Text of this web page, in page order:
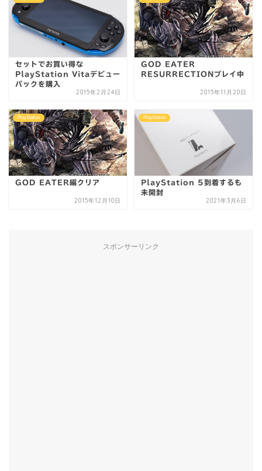
セットでお買い得な
PlayStation Vitaデビュー
パックを購入
2015年2月24日
GOD EATER
RESURRECTIONプレイ中
2015年11月20日
PlayStation
GOD EATER編クリア
2015年12月10日
PlayStation
PlayStation 5到着するも
未開封
2021年3月6日
スポンサーリンク